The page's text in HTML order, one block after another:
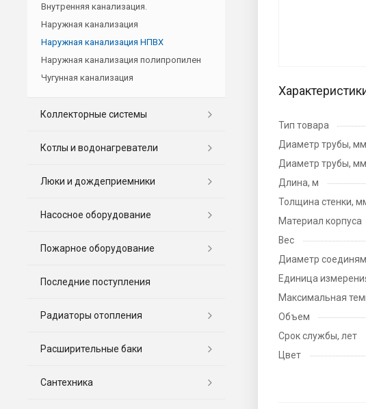
Тип товара
Диаметр трубы, мм
Диаметр трубы, мм
Длина, м
Толщина стенки,
Материал корпуса
Вес
Диаметр
Единица
Максимальная
Объем
Срок службы, лет
Цвет
Внутренняя канализация.
Наружная канализация
Наружная канализация НПВХ
Наружная канализация полипропилен
Чугунная канализация
Коллекторные системы
Котлы и водонагреватели
Люки и дождеприемники
Насосное оборудование
Пожарное оборудование
Последние поступления
Радиаторы отопления
Расширительные баки
Сантехника